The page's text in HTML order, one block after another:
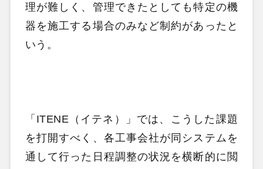
理が難しく、管理できたとしても特定の機
器を施工する場合のみなど制約があったと
いう。
「ITENE（イテネ）」では、こうした課題
を打開すべく、各工事会社が同システムを
通して行った日程調整の状況を横断的に閲